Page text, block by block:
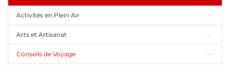
Activités en Plein Air
Arts et Artisanat
Conseils de Voyage